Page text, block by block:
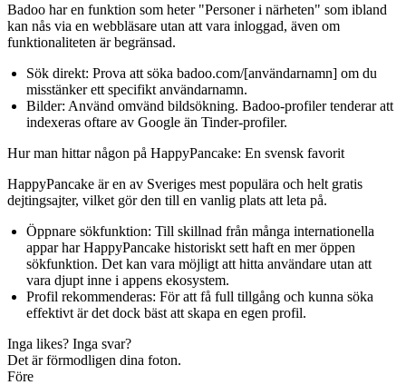
Badoo har en funktion som heter "Personer i närheten" som ibland
kan nås via en webbläsare utan att vara inloggad, även om
funktionaliteten är begränsad.
Sök direkt: Prova att söka badoo.com/[användarnamn]om du
misstänker ett specifikt användarnamn.
Bilder: Använd omvänd bildsökning. Badoo-profiler tenderar att
indexeras oftare av Google än Tinder-profiler.
Hur man hittar någon på HappyPancake: En svensk favorit
HappyPancake är en av Sveriges mest populära och helt gratis
dejtingsajter, vilket gör den till en vanlig plats att leta på.
Öppnare sökfunktion: Till skillnad från många internationella
appar har HappyPancake historiskt sett haft en mer öppen
sökfunktion. Det kan vara möjligt att hitta användare utan att
vara djupt inne i appens ekosystem.
Profil rekommenderas: För att få full tillgång och kunna söka
effektivt är det dock bäst att skapa en egen profil.
Inga likes? Inga svar?
Det är förmodligen dina foton.
Före